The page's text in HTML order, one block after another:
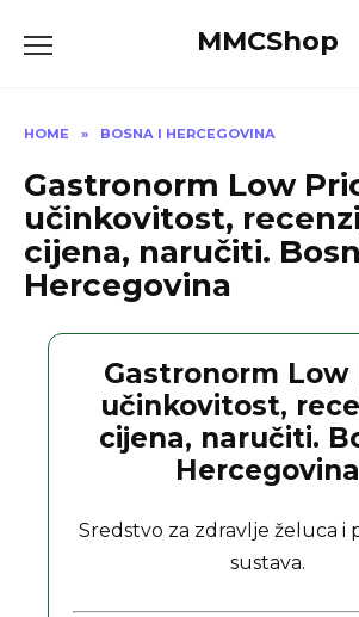
MMCShop
HOME » BOSNA I HERCEGOVINA
Gastronorm Low
učinkovitost,
cijena, naručiti.
Hercegovina
Gastronorm Low
učinkovitost,
cijena, naručiti.
Hercegovina
Sredstvo za zdravlje želuca i
sustava.